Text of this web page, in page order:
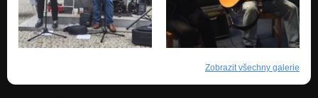
Zobrazit všechny galerie